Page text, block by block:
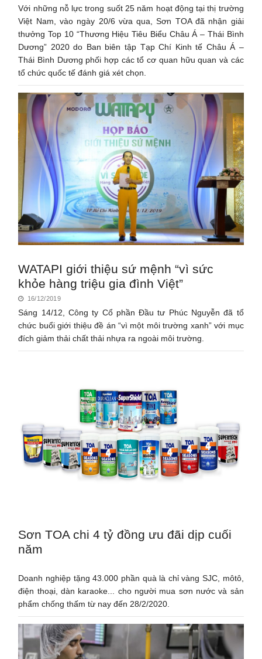
Với những nỗ lực trong suốt 25 năm hoạt động tại thị trường
Việt Nam, vào ngày 20/6 vừa qua, Sơn TOA đã nhận giải
thưởng Top 10 “Thương Hiệu Tiêu Biểu Châu Á – Thái Bình
Dương” 2020 do Ban biên tập Tạp Chí Kinh tế Châu Á –
Thái Bình Dương phối hợp các tổ cơ quan hữu quan và các
tổ chức quốc tế đánh giá xét chọn.
WATAPI giới thiệu sứ mệnh “vì sức
khỏe hàng triệu gia đình Việt”
16/12/2019
Sáng 14/12, Công ty Cổ phần Đầu tư Phúc Nguyễn đã tổ
chức buổi giới thiệu đề án “vì một môi trường xanh” với mục
đích giảm thải chất thải nhựa ra ngoài môi trường.
Sơn TOA chi 4 tỷ đồng ưu đãi dịp cuối
năm
Doanh nghiệp tặng 43.000 phần quà là chỉ vàng SJC, môtô,
điện thoại, dàn karaoke... cho người mua sơn nước và sản
phẩm chống thấm từ nay đến 28/2/2020.